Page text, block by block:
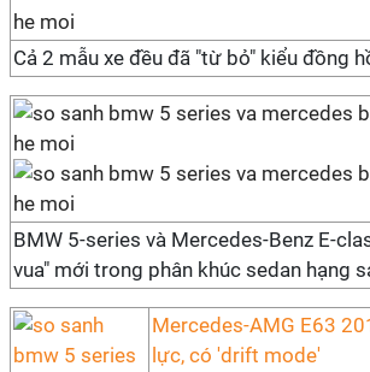
Cả 2 mẫu xe đều đã "từ bỏ" kiểu đồng
BMW 5-series và Mercedes-Benz E-
vua" mới trong phân khúc sedan hạng
Mercedes-AMG E63
lực, có 'drift mode'